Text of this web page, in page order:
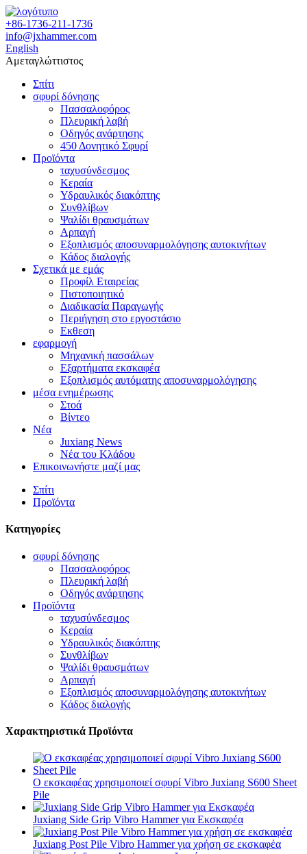
+86-1736-211-1736
info@jxhammer.com
English
Αμεταγλώττιστος
Σπίτι
σφυρί δόνησης
Πασσαλοφόρος
Πλευρική λαβή
Οδηγός ανάρτησης
450 Δονητικό Σφυρί
Προϊόντα
ταχυσύνδεσμος
Κεραία
Υδραυλικός διακόπτης
Συνθλίβων
Ψαλίδι θραυσμάτων
Αρπαγή
Εξοπλισμός αποσυναρμολόγησης αυτοκινήτων
Κάδος διαλογής
Σχετικά με εμάς
Προφίλ Εταιρείας
Πιστοποιητικό
Διαδικασία Παραγωγής
Περιήγηση στο εργοστάσιο
Εκθεση
εφαρμογή
Μηχανική πασσάλων
Εξαρτήματα εκσκαφέα
Εξοπλισμός αυτόματης αποσυναρμολόγησης
μέσα ενημέρωσης
Στοά
Βίντεο
Νέα
Juxiang News
Νέα του Κλάδου
Επικοινωνήστε μαζί μας
Σπίτι
Προϊόντα
Κατηγορίες
σφυρί δόνησης
Πασσαλοφόρος
Πλευρική λαβή
Οδηγός ανάρτησης
Προϊόντα
ταχυσύνδεσμος
Κεραία
Υδραυλικός διακόπτης
Συνθλίβων
Ψαλίδι θραυσμάτων
Αρπαγή
Εξοπλισμός αποσυναρμολόγησης αυτοκινήτων
Κάδος διαλογής
Χαρακτηριστικά Προϊόντα
Ο εκσκαφέας χρησιμοποιεί σφυρί Vibro Juxiang S600 Sheet
Pile
Juxiang Side Grip Vibro Hammer για Εκσκαφέα
Juxiang Post Pile Vibro Hammer για χρήση σε εκσκαφέα